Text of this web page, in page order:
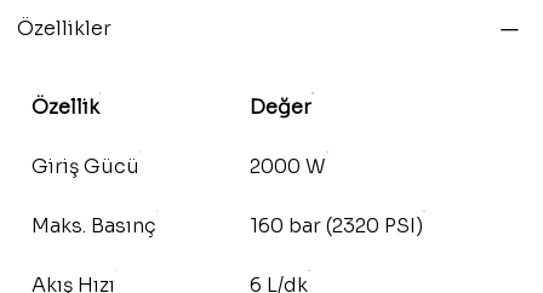
Özellikler
Özellik Değer
Giriş Gücü 2000 W
Maks. Basınç 160 bar (2320 PSI)
Akış Hızı 6 L/dk